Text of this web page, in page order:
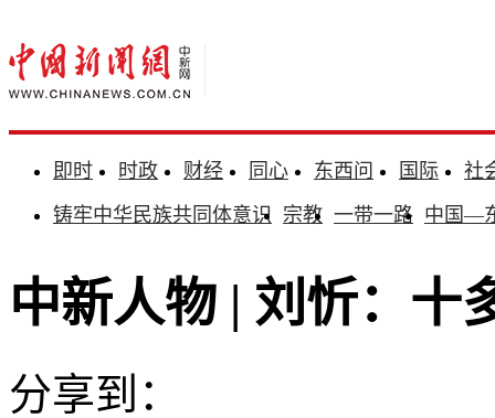
即时 时政 财经 同心 东西问 国际
社
铸牢中华民族共同体意识 宗教 一带一路 中国—
中新人物 | 刘忻：十
分享到：